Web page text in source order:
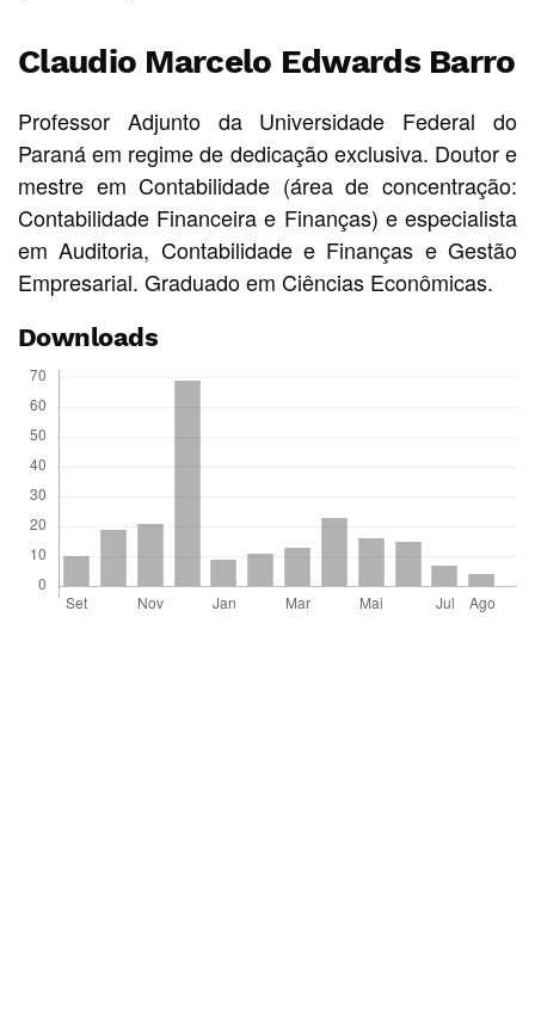
Claudio Marcelo Edwards Barro
Professor Adjunto da Universidade Federal do
Paraná em regime de dedicação exclusiva. Doutor e
mestre em Contabilidade (área de concentração:
Contabilidade Financeira e Finanças) e especialista
em Auditoria, Contabilidade e Finanças e Gestão
Empresarial. Graduado em Ciências Econômicas.
Downloads